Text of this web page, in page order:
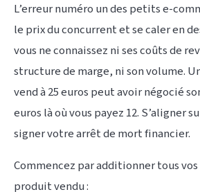
L’erreur numéro un des petits e-
le prix du concurrent et se caler en
vous ne connaissez ni ses coûts de
structure de marge, ni son volume.
vend à 25 euros peut avoir négocié
euros là où vous payez 12. S’aligner
signer votre arrêt de mort financier.
Commencez par additionner tous
produit vendu :